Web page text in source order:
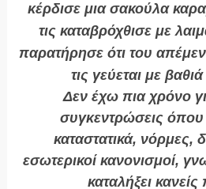
κέρδισε μια σακούλα
τις καταβρόχθισε με
παρατήρησε ότι του
τις γεύεται με
Δεν έχω πια χρόνο
συγκεντρώσεις όπου
καταστατικά, νόρμες,
εσωτερικοί κανονισμοί,
καταλήξει